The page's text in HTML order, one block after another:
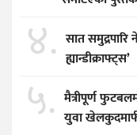
४. सात
ह्यान्डीक्राफ्ट्स’
५. मैत्रीपूर्ण
युवा